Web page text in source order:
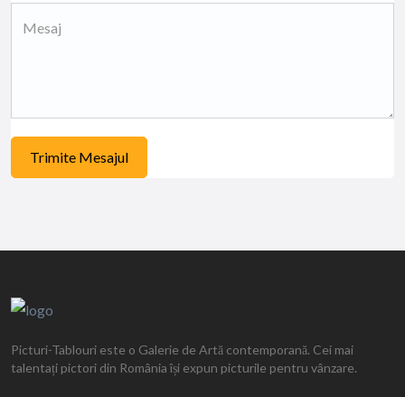
Trimite Mesajul
Picturi-Tablouri este o Galerie de Artă contemporană. Cei mai
talentați pictori din România își expun picturile pentru vânzare.